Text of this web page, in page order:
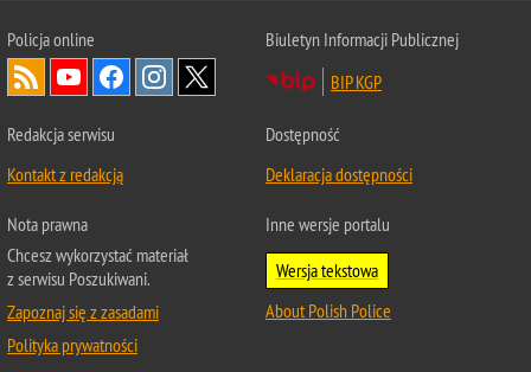
Policjaonline
Biuletyn Informacji Publicznej
BIP KGP
Redakcja serwisu
Kontakt z redakcją
Dostępność
Deklaracja dostępności
Nota prawna
Chcesz wykorzystać materiał
z serwisu Poszukiwani.
Zapoznaj się z zasadami
Polityka prywatności
Inne wersje portalu
Wersja tekstowa
About Polish Police